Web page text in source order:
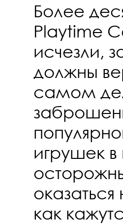
Более
Playtime
исчезли,
должны
самом
игрушек в
как